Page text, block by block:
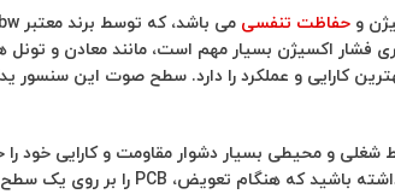
حفاظت تنفسی